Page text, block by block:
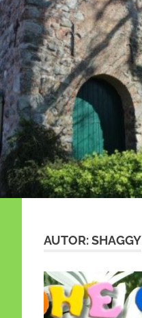
springen
AUTOR:SHAGGY